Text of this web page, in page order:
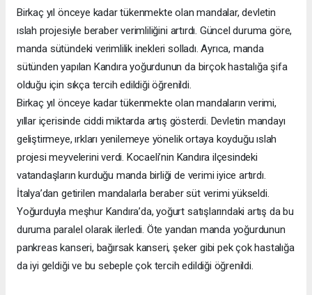
Birkaç yıl önceye kadar tükenmekte olan mandalar, devletin
ıslah projesiyle beraber verimliliğini artırdı. Güncel duruma göre,
manda sütündeki verimlilik inekleri solladı. Ayrıca, manda
sütünden yapılan Kandıra yoğurdunun da birçok hastalığa şifa
olduğu için sıkça tercih edildiği öğrenildi.
Birkaç yıl önceye kadar tükenmekte olan mandaların verimi,
yıllar içerisinde ciddi miktarda artış gösterdi. Devletin mandayı
geliştirmeye, ırkları yenilemeye yönelik ortaya koyduğu ıslah
projesi meyvelerini verdi. Kocaeli’nin Kandıra ilçesindeki
vatandaşların kurduğu manda birliği de verimi iyice artırdı.
İtalya’dan getirilen mandalarla beraber süt verimi yükseldi.
Yoğurduyla meşhur Kandıra’da, yoğurt satışlarındaki artış da bu
duruma paralel olarak ilerledi. Öte yandan manda yoğurdunun
pankreas kanseri, bağırsak kanseri, şeker gibi pek çok hastalığa
da iyi geldiği ve bu sebeple çok tercih edildiği öğrenildi.